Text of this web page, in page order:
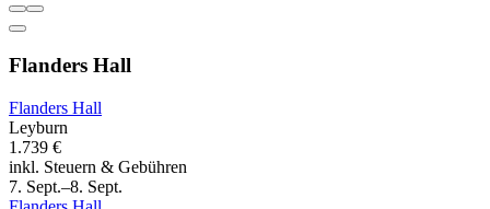
Flanders Hall
Flanders Hall
Leyburn
1.739 €
inkl. Steuern & Gebühren
7. Sept.–8. Sept.